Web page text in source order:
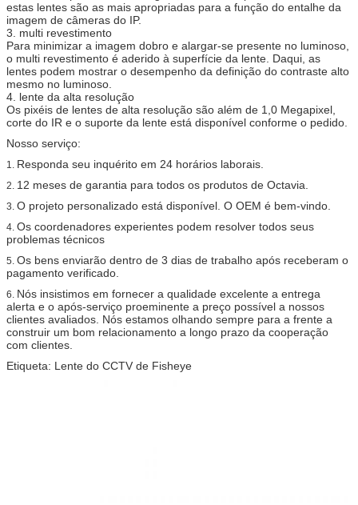
estas lentes são as mais apropriadas para a função do entalhe da
imagem de câmeras do IP.
3. multi revestimento
Para minimizar a imagem dobro e alargar-se presente no luminoso,
o multi revestimento é aderido à superfície da lente. Daqui, as
lentes podem mostrar o desempenho da definição do contraste alto
mesmo no luminoso.
4. lente da alta resolução
Os pixéis de lentes de alta resolução são além de 1,0 Megapixel,
corte do IR e o suporte da lente está disponível conforme o pedido.
Nosso serviço:
1. Responda seu inquérito em 24 horários laborais.
2. 12 meses de garantia para todos os produtos de Octavia.
3. O projeto personalizado está disponível. O OEM é bem-vindo.
4. Os coordenadores experientes podem resolver todos seus
problemas técnicos
5. Os bens enviarão dentro de 3 dias de trabalho após receberam o
pagamento verificado.
6. Nós insistimos em fornecer a qualidade excelente a entrega
alerta e o após-serviço proeminente a preço possível a nossos
clientes avaliados. Nós estamos olhando sempre para a frente a
construir um bom relacionamento a longo prazo da cooperação
com clientes.
Etiqueta: Lente do CCTV de Fisheye